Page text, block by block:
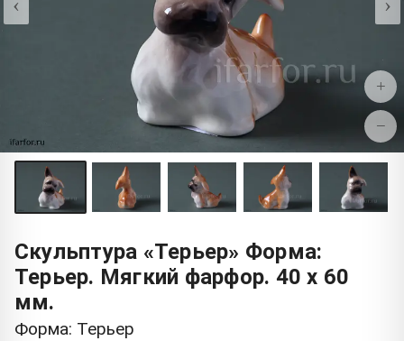
+
−
Скульптура «Терьер» Форма:
Терьер. Мягкий фарфор. 40 x 60
мм.
Форма: Терьер